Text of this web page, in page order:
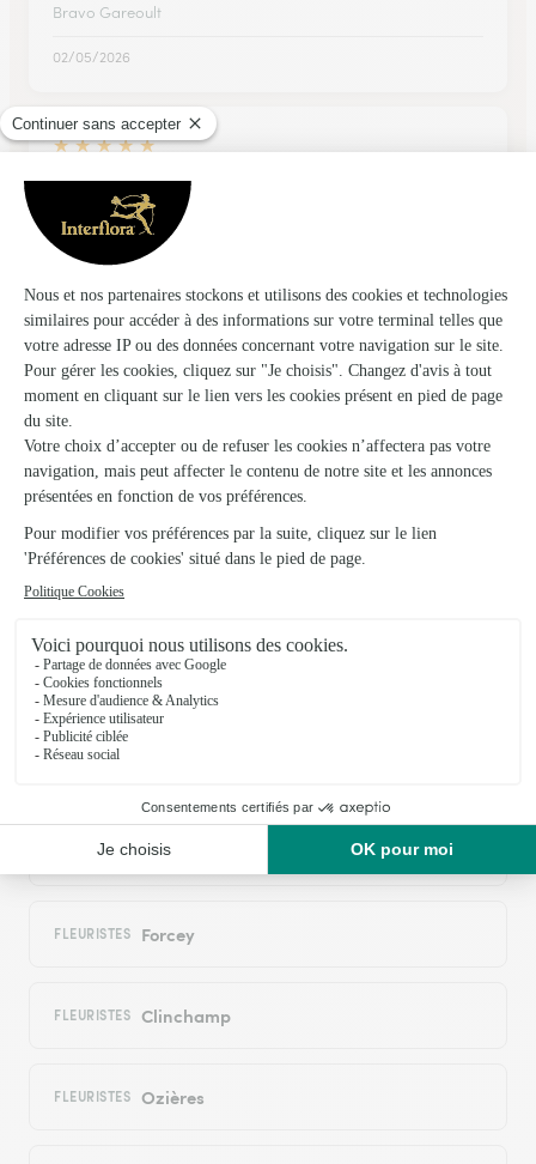
Bravo Gareoult
02/05/2026
★ ★ ★ ★ ★
RAS.
Rien à signaler.
08/05/2026
★ ★ ★ ★ ★
Tres Belle composition je recommande
Je recommande inter flora car je suis toujours contente de la
qualité et la quantitative de cette
03/06/2026
Trustpilot Échantillon d'avis clients fourni via Trustpilot.
les avis de la marque Interflora sur Trustpilot
Livraison de fleurs à Consigny et autour :
les villes proches couvertes par le réseau
Interflora
FLEURISTES Millières
FLEURISTES Forcey
FLEURISTES Clinchamp
FLEURISTES Ozières